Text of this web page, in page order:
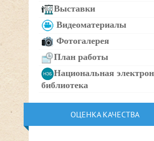
Выставки
Видеоматериалы
Фотогалерея
План работы
Национальная
библиотека
ОЦЕНКА КАЧЕСТВА